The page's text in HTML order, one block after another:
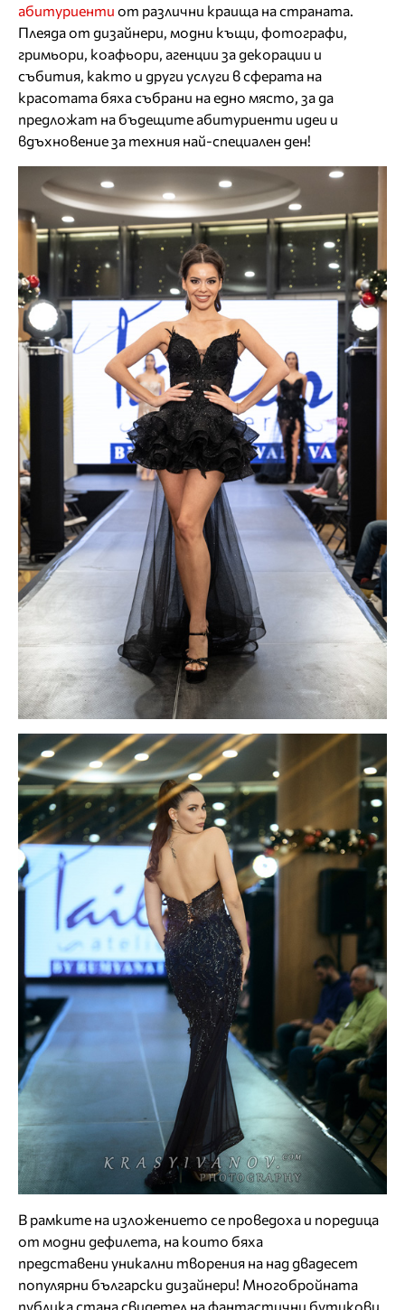
абитуриенти от различни краища на страната.
Плеяда от дизайнери, модни къщи, фотографи,
гримьори, коафьори, агенции за декорации и
събития, както и други услуги в сферата на
красотата бяха събрани на едно място, за да
предложат на бъдещите абитуриенти идеи и
вдъхновение за техния най-специален ден!
В рамките на изложението се проведоха и поредица
от модни дефилета, на които бяха
представени уникални творения на над двадесет
популярни български дизайнери! Многобройната
публика стана свидетел на фантастични бутикови